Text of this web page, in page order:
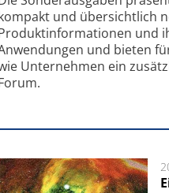
und übersichtlich
und
und bieten
Unternehmen ein